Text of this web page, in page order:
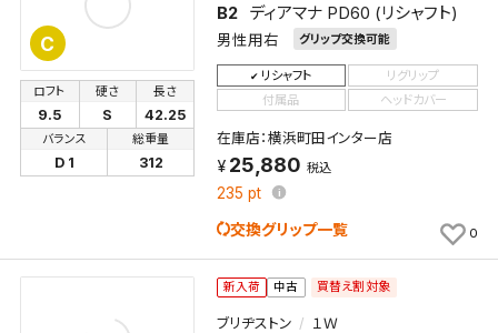
C
B2 ディアマナ PD60 (リシャフト)
男性用右 グリップ交換可能
ロフト
9.5
硬さ
S
長さ
42.25
バランス
D 1
総重量
312
リシャフト
リグリップ
付属品
ヘッドカバー
在庫店：横浜町田インター店
25,880 税込
235 pt
交換グリップ一覧 0
新入荷 中古 買替え割対象
ブリヂストン １Ｗ